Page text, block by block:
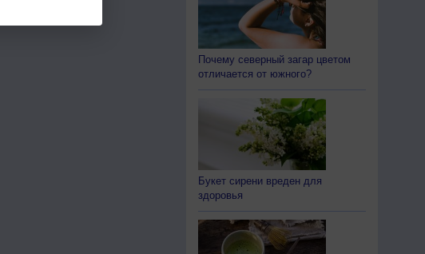
Почему северный загар цветом
отличается от южного?
Букет сирени вреден для
здоровья